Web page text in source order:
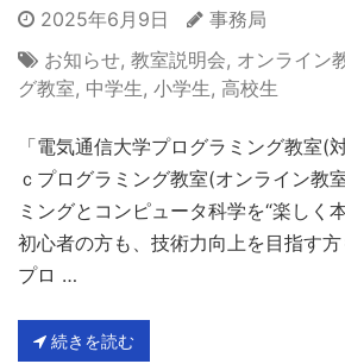
2025年6月9日
事務局
お知らせ, 教室説明会, オンライン
グ教室, 中学生, 小学生, 高校生
「電気通信大学プログラミング教室(
ｃプログラミング教室(オンライン教
ミングとコンピュータ科学を“楽しく
初心者の方も、技術力向上を目指す
プロ …
続きを読む